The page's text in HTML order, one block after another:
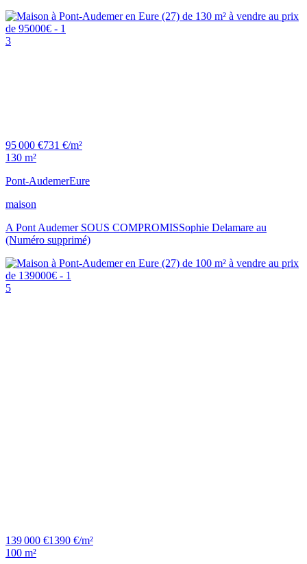
3
95 000 €731 €/m²
130 m²
Pont-AudemerEure
maison
A Pont Audemer SOUS COMPROMISSophie Delamare au
(Numéro supprimé)
5
139 000 €1390 €/m²
100 m²